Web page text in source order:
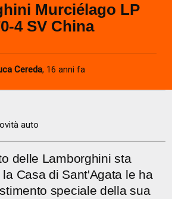
Murciélago LP
4 SV China
Cereda, 16 anni fa
auto
delle Lamborghini sta
Casa di Sant'Agata le ha
speciale della sua